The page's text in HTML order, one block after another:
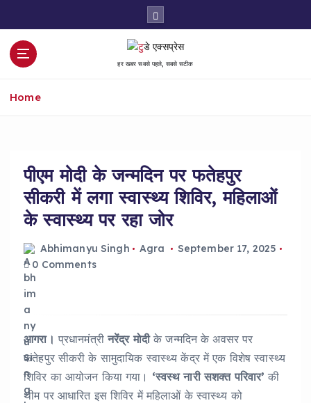
हर खबर सबसे पहले, सबसे सटीक
Home
पीएम मोदी के जन्मदिन पर फतेहपुर
सीकरी में लगा स्वास्थ्य शिविर, महिलाओं
के स्वास्थ्य पर रहा जोर
Abhimanyu Singh Agra
September 17, 2025
0 Comments
आगरा। प्रधानमंत्रीनरेंद्र मोदीके जन्मदिन के अवसर पर
फतेहपुर सीकरी के सामुदायिक स्वास्थ्य केंद्र में एक विशेष स्वास्थ्य
शिविर का आयोजन किया गया। ‘स्वस्थ नारी सशक्त परिवार’ की
थीम पर आधारित इस शिविर में महिलाओं के स्वास्थ्य को